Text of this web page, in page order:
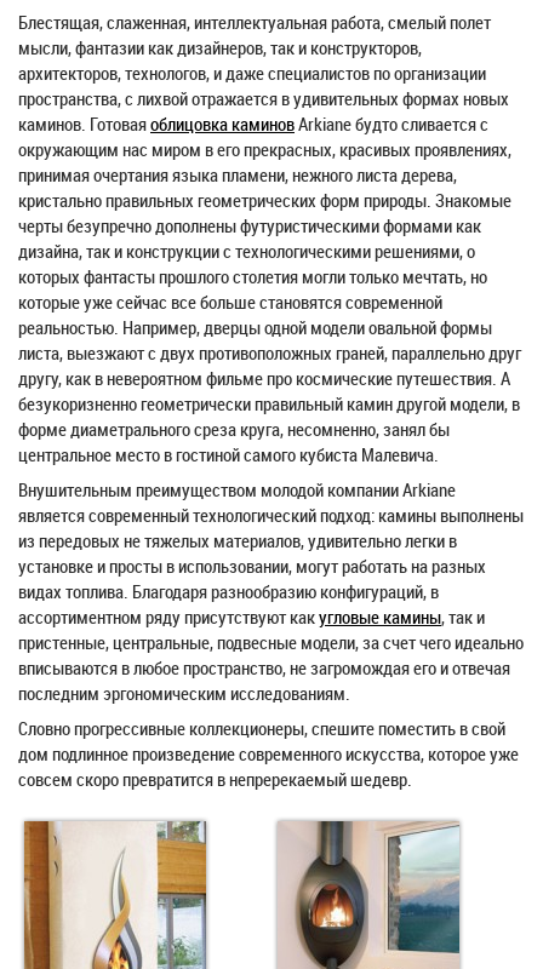
Блестящая, слаженная, интеллектуальная работа, смелый полет
мысли, фантазии как дизайнеров, так и конструкторов,
архитекторов, технологов, и даже специалистов по организации
пространства, с лихвой отражается в удивительных формах новых
каминов. Готоваяоблицовка каминовArkiane будто сливается с
окружающим нас миром в его прекрасных, красивых проявлениях,
принимая очертания языка пламени, нежного листа дерева,
кристально правильных геометрических форм природы. Знакомые
черты безупречно дополнены футуристическими формами как
дизайна, так и конструкции с технологическими решениями, о
которых фантасты прошлого столетия могли только мечтать, но
которые уже сейчас все больше становятся современной
реальностью. Например, дверцы одной модели овальной формы
листа, выезжают с двух противоположных граней, параллельно друг
другу, как в невероятном фильме про космические путешествия. А
безукоризненно геометрически правильный камин другой модели, в
форме диаметрального среза круга, несомненно, занял бы
центральное место в гостиной самого кубиста Малевича.
Внушительным преимуществом молодой компании Arkiane
является современный технологический подход: камины выполнены
из передовых не тяжелых материалов, удивительно легки в
установке и просты в использовании, могут работать на разных
видах топлива. Благодаря разнообразию конфигураций, в
ассортиментном ряду присутствуют какугловые камины, так и
пристенные, центральные, подвесные модели, за счет чего идеально
вписываются в любое пространство, не загромождая его и отвечая
последним эргономическим исследованиям.
Словно прогрессивные коллекционеры, спешите поместить в свой
дом подлинное произведение современного искусства, которое уже
совсем скоро превратится в непререкаемый шедевр.